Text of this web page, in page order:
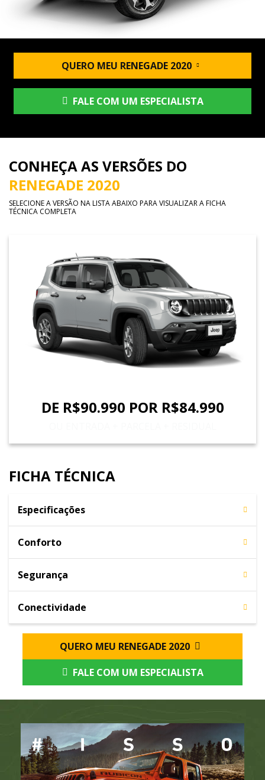
QUERO MEU RENEGADE 2020
FALE COM UM ESPECIALISTA
CONHEÇA AS VERSÕES DO
RENEGADE 2020
SELECIONE A VERSÃO NA LISTA ABAIXO PARA VISUALIZAR A FICHA
TÉCNICA COMPLETA
DE R$90.990 POR R$84.990
FICHA TÉCNICA
Especificações
Conforto
Segurança
Conectividade
QUERO MEU RENEGADE 2020
FALE COM UM ESPECIALISTA